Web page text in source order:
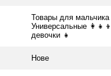
Товары для мальчика
Универсальные
девочки 👧
Нове